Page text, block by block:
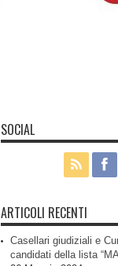
SOCIAL
ARTICOLI RECENTI
Casellari giudiziali e
candidati della lista